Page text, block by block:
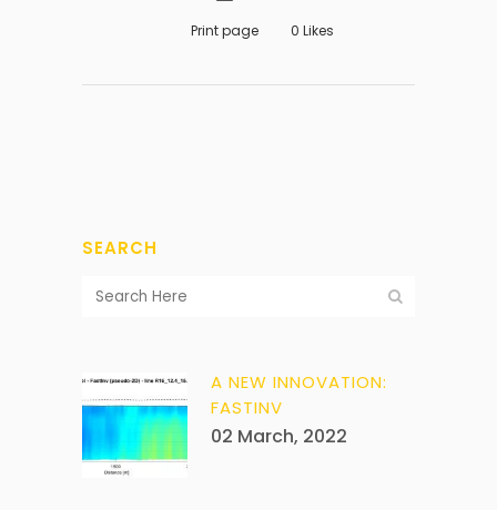
Print page 0 Likes
SEARCH
A NEW INNOVATION:
FASTINV
02 March, 2022